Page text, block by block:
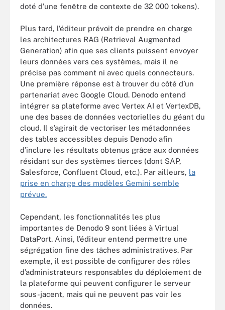
doté d’une fenêtre de contexte de 32 000 tokens).
Plus tard, l’éditeur prévoit de prendre en charge
les architectures RAG (Retrieval Augmented
Generation) afin que ses clients puissent envoyer
leurs données vers ces systèmes, mais il ne
précise pas comment ni avec quels connecteurs.
Une première réponse est à trouver du côté d’un
partenariat avec Google Cloud. Denodo entend
intégrer sa plateforme avec Vertex AI et VertexDB,
une des bases de données vectorielles du géant du
cloud. Il s’agirait de vectoriser les métadonnées
des tables accessibles depuis Denodo afin
d’inclure les résultats obtenus grâce aux données
résidant sur des systèmes tierces (dont SAP,
Salesforce, Confluent Cloud, etc.). Par ailleurs, la
prise en charge des modèles Gemini semble
prévue.
Cependant, les fonctionnalités les plus
importantes de Denodo 9 sont liées à Virtual
DataPort. Ainsi, l’éditeur entend permettre une
ségrégation fine des tâches administratives. Par
exemple, il est possible de configurer des rôles
d’administrateurs responsables du déploiement de
la plateforme qui peuvent configurer le serveur
sous-jacent, mais qui ne peuvent pas voir les
données.